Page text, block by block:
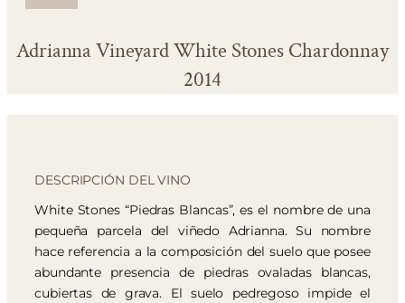
Adrianna Vineyard White Stones Chardonnay
2014
DESCRIPCIÓN DEL VINO
White Stones “Piedras Blancas”, es el nombre de una
pequeña parcela del viñedo Adrianna. Su nombre
hace referencia a la composición del suelo que posee
abundante presencia de piedras ovaladas blancas,
cubiertas de grava. El suelo pedregoso impide el